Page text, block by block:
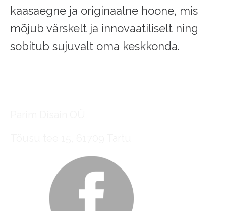
kaasaegne ja originaalne hoone, mis
mõjub värskelt ja innovaatiliselt ning
sobitub sujuvalt oma keskkonda.